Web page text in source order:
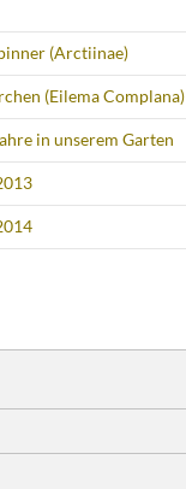
(Arctiinae)
(Eilema Complana)
in unserem Garten